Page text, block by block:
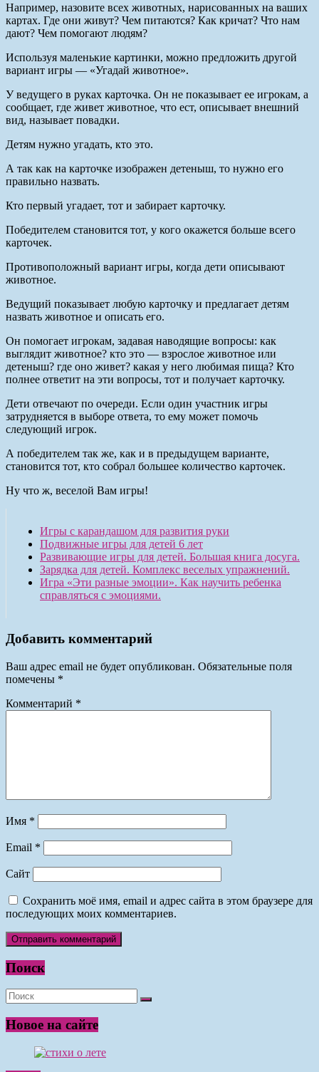
Например, назовите всех животных, нарисованных на ваших
картах. Где они живут? Чем питаются? Как кричат? Что нам
дают? Чем помогают людям?
Используя маленькие картинки, можно предложить другой
вариант игры — «Угадай животное».
У ведущего в руках карточка. Он не показывает ее игрокам, а
сообщает, где живет животное, что ест, описывает внешний
вид, называет повадки.
Детям нужно угадать, кто это.
А так как на карточке изображен детеныш, то нужно его
правильно назвать.
Кто первый угадает, тот и забирает карточку.
Победителем становится тот, у кого окажется больше всего
карточек.
Противоположный вариант игры, когда дети описывают
животное.
Ведущий показывает любую карточку и предлагает детям
назвать животное и описать его.
Он помогает игрокам, задавая наводящие вопросы: как
выглядит животное? кто это — взрослое животное или
детеныш? где оно живет? какая у него любимая пища? Кто
полнее ответит на эти вопросы, тот и получает карточку.
Дети отвечают по очереди. Если один участник игры
затрудняется в выборе ответа, то ему может помочь
следующий игрок.
А победителем так же, как и в предыдущем варианте,
становится тот, кто собрал большее количество карточек.
Ну что ж, веселой Вам игры!
Игры с карандашом для развития руки
Подвижные игры для детей 6 лет
Развивающие игры для детей. Большая книга досуга.
Зарядка для детей. Комплекс веселых упражнений.
Игра «Эти разные эмоции». Как научить ребенка
справляться с эмоциями.
Добавить комментарий
Ваш адрес email не будет опубликован. Обязательные поля
помечены *
Комментарий *
Имя *
Email *
Сайт
Сохранить моё имя, email и адрес сайта в этом браузере для
последующих моих комментариев.
Поиск
Новое на сайте